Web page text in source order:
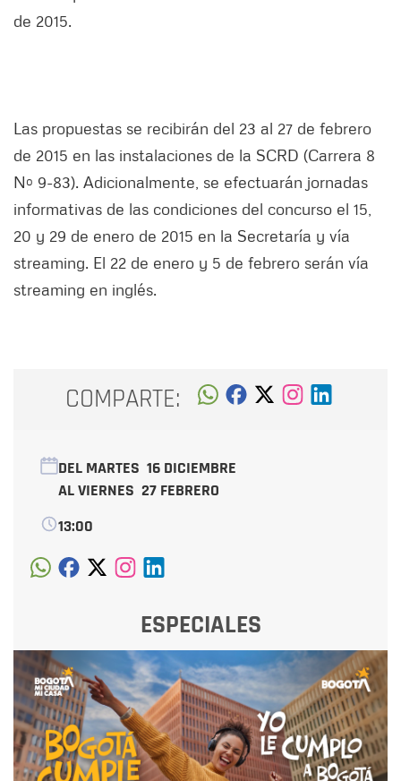
de 2015.
Las propuestas se recibirán del 23 al 27 de febrero
de 2015 en las instalaciones de la SCRD (Carrera 8
Nº 9-83). Adicionalmente, se efectuarán jornadas
informativas de las condiciones del concurso el 15,
20 y 29 de enero de 2015 en la Secretaría y vía
streaming. El 22 de enero y 5 de febrero serán vía
streaming en inglés.
COMPARTE:
DEL MARTES 16 DICIEMBRE
AL VIERNES 27 FEBRERO
13:00
ESPECIALES